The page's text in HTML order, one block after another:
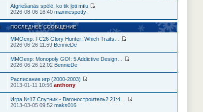
Atgriešanās spēlē, ko tik ļoti mīlu
2026-08-06 16:40 maxinespotty
ПОСЛЕДНЕЕ СООБЩЕНИЕ
MMOexp: FC26 Glory Hunter: Which Traits…
2026-06-26 11:59 BennieDe
MMOexp: Monopoly GO!: 5 Addictive Design…
2026-06-26 12:02 BennieDe
Расписание игр (2000-2003)
2013-01-11 10:56 anthony
Игра №17 Спутник - Вагоностроитель2 21:4…
2013-03-05 09:52 maks016